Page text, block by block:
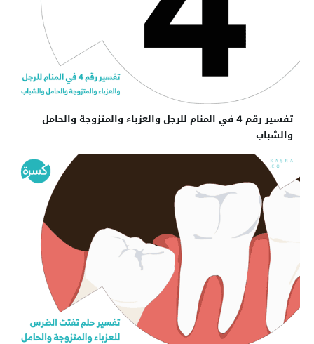
تفسير رقم 4 في المنام للرجل والعزباء والمتزوجة والحامل
والشباب